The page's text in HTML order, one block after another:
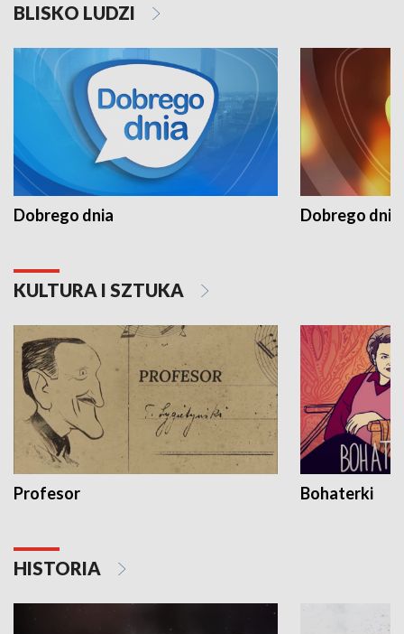
BLISKO LUDZI
Dobrego dnia Dobrego dnia
KULTURA I SZTUKA
Profesor Bohaterki
HISTORIA